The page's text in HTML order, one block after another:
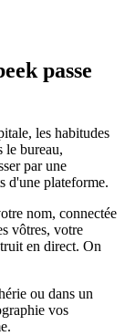
passe
, les habitudes
le bureau,
par une
d'une plateforme.
nom, connectée
vôtres, votre
en direct. On
ou dans un
vos